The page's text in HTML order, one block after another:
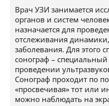
Врач УЗИ занимается
органов и систем
назначается для
отслеживания
заболевания. Для этого
сонограф –
проведении
Сонограф проходит по
«просвечивая» тот или
можно наблюдать на